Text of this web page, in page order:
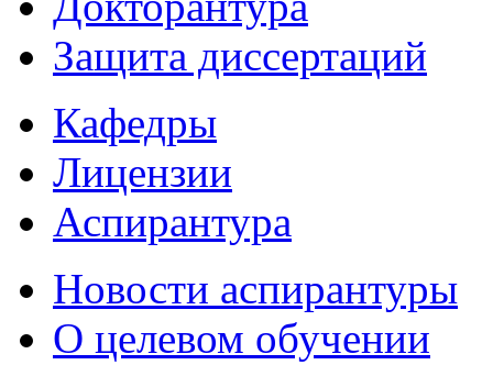
Защита диссертаций
Кафедры
Лицензии
Аспирантура
Новости аспирантуры
О целевом обучении